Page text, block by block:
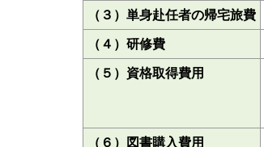
（３）単身赴任者の帰宅旅費
（４）研修費
（５）資格取得費用
（６）図書購入費用